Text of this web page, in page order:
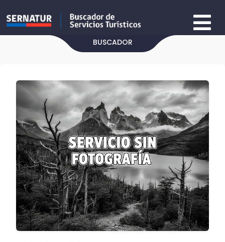
BUSCADOR